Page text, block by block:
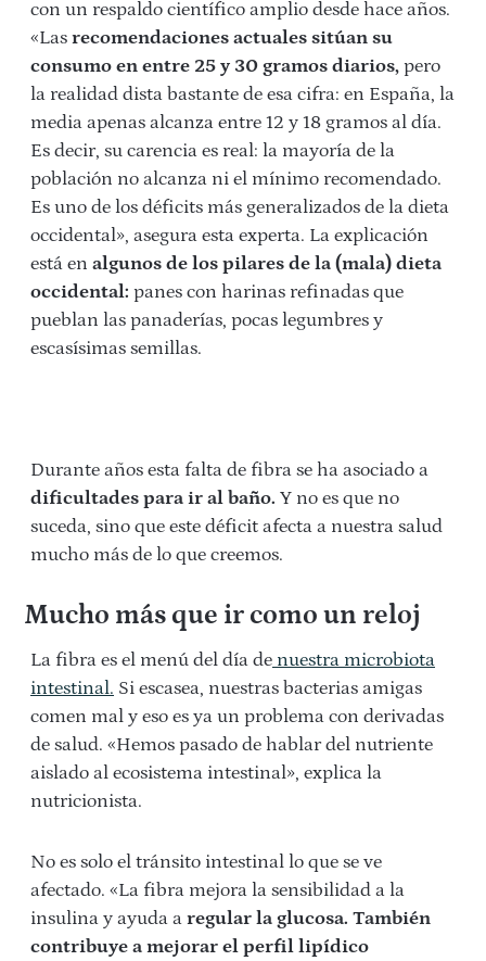
con un respaldo científico amplio desde hace años.
«Las recomendaciones actuales sitúan su
consumo en entre 25 y 30 gramos diarios, pero
la realidad dista bastante de esa cifra: en España, la
media apenas alcanza entre 12 y 18 gramos al día.
Es decir, su carencia es real: la mayoría de la
población no alcanza ni el mínimo recomendado.
Es uno de los déficits más generalizados de la dieta
occidental», asegura esta experta. La explicación
está en algunos de los pilares de la (mala) dieta
occidental: panes con harinas refinadas que
pueblan las panaderías, pocas legumbres y
escasísimas semillas.
Durante años esta falta de fibra se ha asociado a
dificultades para ir al baño. Y no es que no
suceda, sino que este déficit afecta a nuestra salud
mucho más de lo que creemos.
Mucho más que ir como un reloj
La fibra es el menú del día de nuestra microbiota
intestinal. Si escasea, nuestras bacterias amigas
comen mal y eso es ya un problema con derivadas
de salud. «Hemos pasado de hablar del nutriente
aislado al ecosistema intestinal», explica la
nutricionista.
No es solo el tránsito intestinal lo que se ve
afectado. «La fibra mejora la sensibilidad a la
insulina y ayuda a regular la glucosa. También
contribuye a mejorar el perfil lipídico